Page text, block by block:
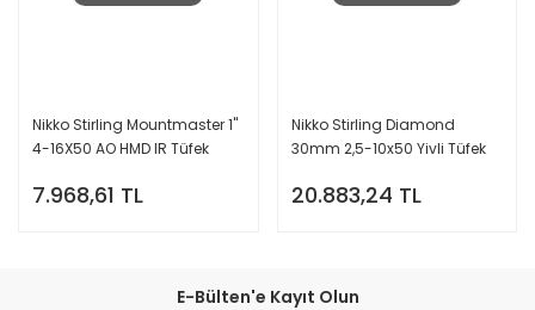
Nikko Stirling Mountmaster 1''
4-16X50 AO HMD IR Tüfek
7.968,61 TL
Nikko Stirling Diamond
30mm 2,5-10x50 Yivli Tüfek
20.883,24 TL
E-Bülten'e Kayıt Olun